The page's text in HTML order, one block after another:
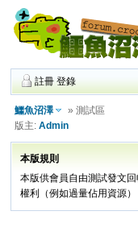
註冊 登錄
鱷魚沼澤
» 測試區
版主:Admin
本版規則
本版供會員自由測試發文
權利（例如過量佔用資源